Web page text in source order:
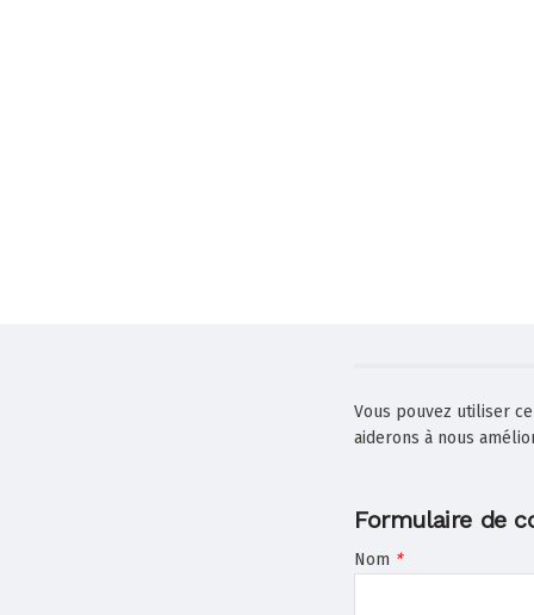
Vous pouvez utiliser
aiderons à nous
Formulaire de
Nom *